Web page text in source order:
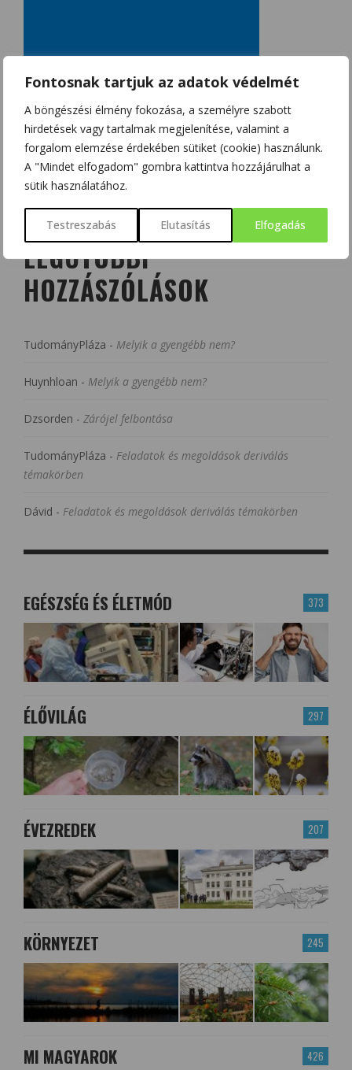
Fontosnak tartjuk az adatok védelmét
A böngészési élmény fokozása, a személyre szabott
hirdetések vagy tartalmak megjelenítése, valamint a
forgalom elemzése érdekében sütiket (cookie) használunk.
A "Mindet elfogadom" gombra kattintva hozzájárulhat a
sütik használatához.
Testreszabás Elutasítás Elfogadás
LEGUTÓBBI
HOZZÁSZÓLÁSOK
TudományPláza - Melyik a gyengébb nem?
Huynhloan - Melyik a gyengébb nem?
Dzsorden - Zárójel felbontása
TudományPláza - Feladatok és megoldások deriválás
témakörben
Dávid - Feladatok és megoldások deriválás témakörben
373
EGÉSZSÉG ÉS ÉLETMÓD
297
ÉLŐVILÁG
207
ÉVEZREDEK
245
KÖRNYEZET
426
MI MAGYAROK